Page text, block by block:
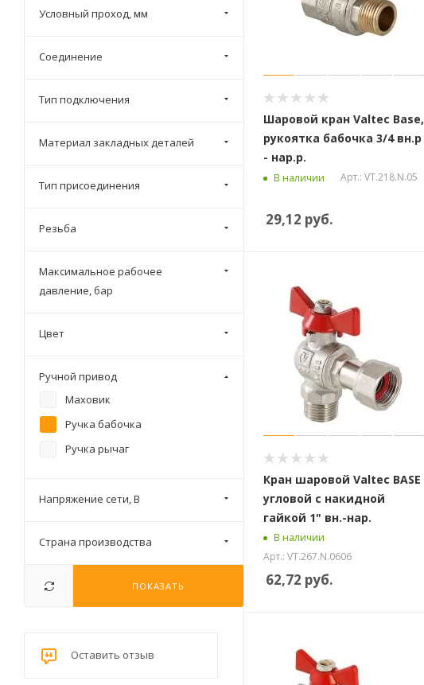
Шаровой кран Valtec Base,
рукоятка бабочка 3/4 вн.р
- нар.р.
В наличии Арт.: VT.218.N.05
29,12 руб.
Кран шаровой Valtec BASE
угловой с накидной
гайкой 1" вн.-нар.
В наличии
Арт.: VT.267.N.0606
62,72 руб.
Условный проход, мм
Соединение
Тип подключения
Материал закладных деталей
Тип присоединения
Резьба
Максимальное рабочее
давление, бар
Цвет
Ручной привод
Маховик
Ручка бабочка
Ручка рычаг
Напряжение сети, В
Страна производства
ПОКАЗАТЬ
Оставить отзыв